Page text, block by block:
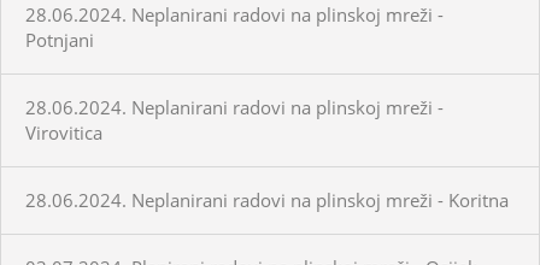
28.06.2024. Neplanirani radovi na plinskoj mreži -
Potnjani
28.06.2024. Neplanirani radovi na plinskoj mreži -
Virovitica
28.06.2024. Neplanirani radovi na plinskoj mreži - Koritna